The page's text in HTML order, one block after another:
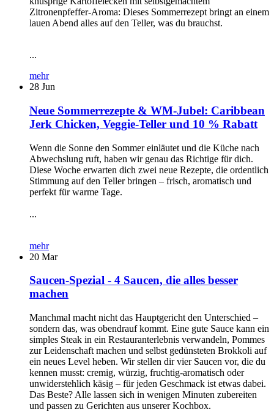
Zitronenpfeffer-Aroma: Dieses Sommerrezept bringt an einem
lauen Abend alles auf den Teller, was du brauchst.
...
mehr
28 Jun
Neue Sommerrezepte & WM-Jubel: Caribbean
Jerk Chicken, Veggie-Teller und 10 % Rabatt
Wenn die Sonne den Sommer einläutet und die Küche nach
Abwechslung ruft, haben wir genau das Richtige für dich.
Diese Woche erwarten dich zwei neue Rezepte, die ordentlich
Stimmung auf den Teller bringen – frisch, aromatisch und
perfekt für warme Tage.
...
mehr
20 Mar
Saucen-Spezial - 4 Saucen, die alles besser
machen
Manchmal macht nicht das Hauptgericht den Unterschied –
sondern das, was obendrauf kommt. Eine gute Sauce kann ein
simples Steak in ein Restauranterlebnis verwandeln, Pommes
zur Leidenschaft machen und selbst gedünsteten Brokkoli auf
ein neues Level heben. Wir stellen dir vier Saucen vor, die du
kennen musst: cremig, würzig, fruchtig-aromatisch oder
unwiderstehlich käsig – für jeden Geschmack ist etwas dabei.
Das Beste? Alle lassen sich in wenigen Minuten zubereiten
und passen zu Gerichten aus unserer Kochbox.